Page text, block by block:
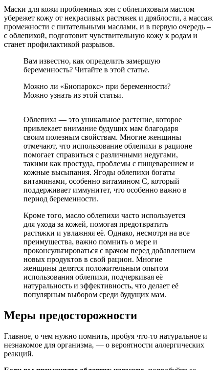
Маски для кожи проблемных зон с облепиховым маслом
убережет кожу от некрасивых растяжек и дряблости, а массаж
промежности с питательными маслами, и в первую очередь –
с облепихой, подготовит чувствительную кожу к родам и
станет профилактикой разрывов.
Вам известно, как определить замершую
беременность? Читайте в этой статье.
Можно ли «Биопарокс» при беременности?
Можно узнать из этой статьи.
Облепиха — это уникальное растение, которое
привлекает внимание будущих мам благодаря
своим полезным свойствам. Многие женщины
отмечают, что использование облепихи в рационе
помогает справиться с различными недугами,
такими как простуда, проблемы с пищеварением и
кожные высыпания. Ягоды облепихи богаты
витаминами, особенно витамином C, который
поддерживает иммунитет, что особенно важно в
период беременности.
Кроме того, масло облепихи часто используется
для ухода за кожей, помогая предотвратить
растяжки и увлажняя её. Однако, несмотря на все
преимущества, важно помнить о мере и
проконсультироваться с врачом перед добавлением
новых продуктов в свой рацион. Многие
женщины делятся положительным опытом
использования облепихи, подчеркивая её
натуральность и эффективность, что делает её
популярным выбором среди будущих мам.
Меры предосторожности
Главное, о чем нужно помнить, пробуя что-то натуральное и
незнакомое для организма, — о вероятности аллергических
реакций.